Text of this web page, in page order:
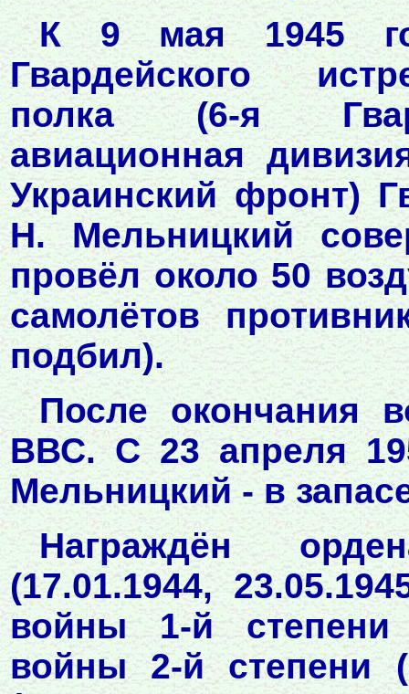
К 9 мая 1945
Гвардейского
полка (6-я
авиационная
Украинский фронт)
Н. Мельницкий
провёл около 50
самолётов
подбил).
После окончания
ВВС. С 23 апреля
Мельницкий - в
Награждён
(17.01.1944,
войны 1-й степени
войны 2-й степени